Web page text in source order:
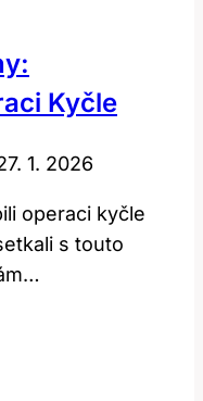
Kyčle
1. 2026
operaci kyčle
s touto